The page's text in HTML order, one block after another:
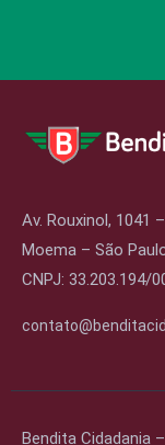
Av. Rouxinol, 1041
Moema – São
CNPJ: 33.203.194/
Bendita Cidadania